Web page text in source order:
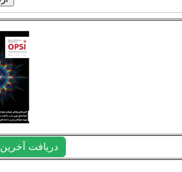
دریافت